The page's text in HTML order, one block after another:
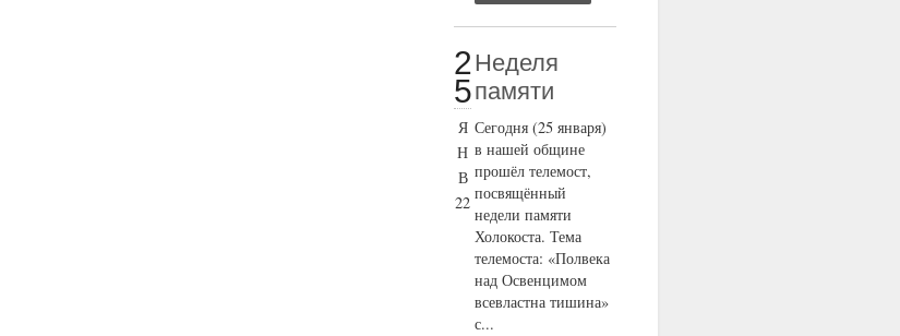
2
5
Я
Н
В
22
Неделя
памяти
Сегодня (25 января)
в нашей общине
прошёл телемост,
посвящённый
недели памяти
Холокоста. Тема
телемоста: «Полвека
над Освенцимом
всевластна тишина»
с...